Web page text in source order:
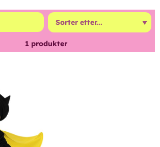
1 produkter